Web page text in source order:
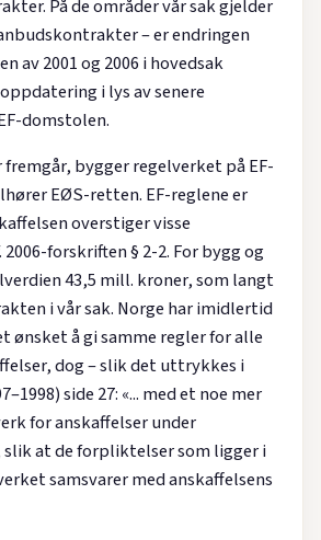
På de områder vår sak gjelder
– er endringen
av 2001 og 2006 i hovedsak
i lys av senere
domstolen.
fremgår, bygger regelverket på EF-
EØS-retten. EF-reglene er
overstiger visse
forskriften § 2-2. For bygg og
43,5 mill. kroner, som langt
i vår sak. Norge har imidlertid
ønsket å gi samme regler for alle
dog – slik det uttrykkes i
side 27: «... med et noe mer
for anskaffelser under
at de forpliktelser som ligger i
samsvarer med anskaffelsens